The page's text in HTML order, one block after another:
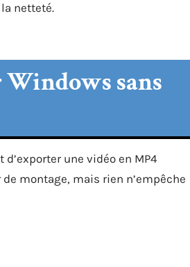
netteté.
sans
une vidéo en MP4
montage, mais rien n’empêche